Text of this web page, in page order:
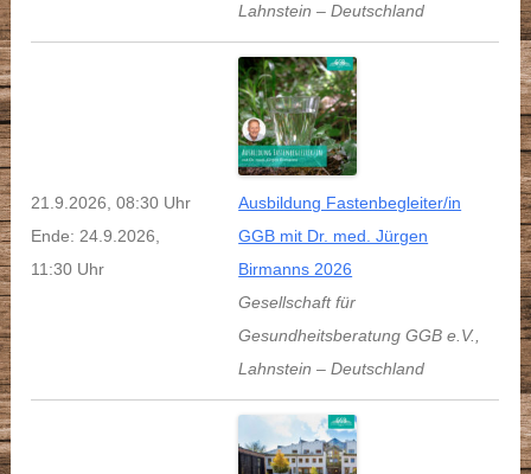
Lahnstein –Deutschland
21.9.2026, 08:30 Uhr
Ende: 24.9.2026,
11:30 Uhr
Ausbildung Fastenbegleiter/in
GGB mit Dr. med. Jürgen
Birmanns 2026
Gesellschaft für
Gesundheitsberatung GGB e.V.,
Lahnstein –Deutschland